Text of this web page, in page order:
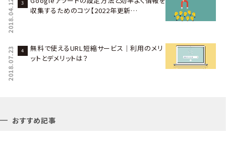
2018.04.12
収集するためのコツ【2022年更新…
2018.07.23
無料で使えるURL短縮サービス｜利用のメリ
ットとデメリットは？
おすすめ記事